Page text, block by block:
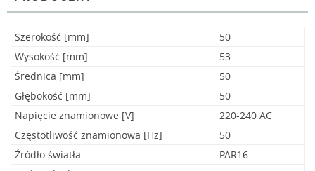
Szerokość [mm]
50
Wysokość [mm]
53
Średnica [mm]
50
Głębokość [mm]
50
Napięcie znamionowe [V]
220-240 AC
Częstotliwość znamionowa [Hz]
50
Źródło światła
PAR16